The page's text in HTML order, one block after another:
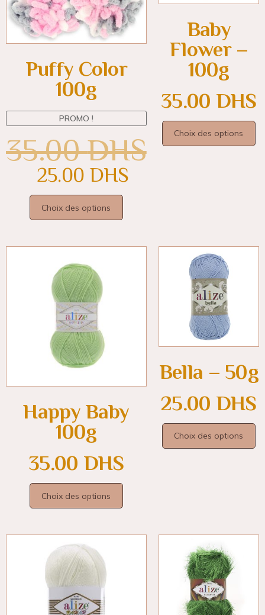
Puffy Color
100g
PROMO !
35.00DHS
25.00 DHS
Choix des options
Baby
Flower –
100g
35.00 DHS
Choix des options
Happy Baby
100g
35.00 DHS
Choix des options
Bella – 50g
25.00 DHS
Choix des options